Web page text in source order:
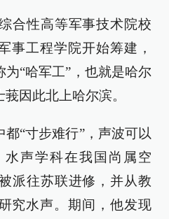
合性高等军事技术院校
工程学院开始筹建，
“哈军工”，也就是哈尔
因此北上哈尔滨。
“寸步难行”，声波可以
声学科在我国尚属空
派往苏联进修，并从教
究水声。期间，他发现